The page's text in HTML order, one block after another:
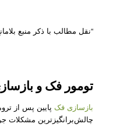
“نقل مطالب با ذکر منبع
تومور فک و
بازسازی فک پایین پس از
چالش‌برانگیزترین